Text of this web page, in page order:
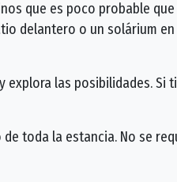
que es poco probable que
delantero o un solárium
las posibilidades. Si
toda la estancia. No se